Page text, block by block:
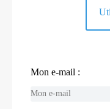
Mon e-mail :